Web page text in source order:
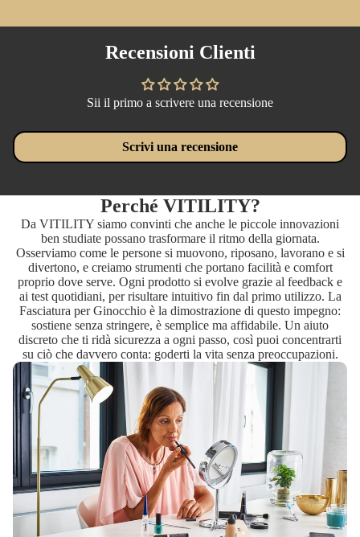
Recensioni Clienti
Sii il primo a scrivere una recensione
Scrivi una recensione
Perché VITILITY?
Da VITILITY siamo convinti che anche le piccole innovazioni
ben studiate possano trasformare il ritmo della giornata.
Osserviamo come le persone si muovono, riposano, lavorano e si
divertono, e creiamo strumenti che portano facilità e comfort
proprio dove serve. Ogni prodotto si evolve grazie al feedback e
ai test quotidiani, per risultare intuitivo fin dal primo utilizzo. La
Fasciatura per Ginocchio è la dimostrazione di questo impegno:
sostiene senza stringere, è semplice ma affidabile. Un aiuto
discreto che ti ridà sicurezza a ogni passo, così puoi concentrarti
su ciò che davvero conta: goderti la vita senza preoccupazioni.